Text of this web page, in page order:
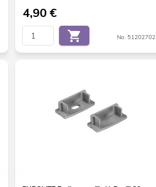
4,90€
No. 51202702